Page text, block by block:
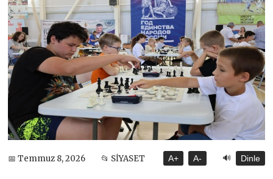
📅 Temmuz 8, 2026 📂 SİYASET A+ A- 🔊 Dinle